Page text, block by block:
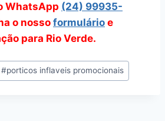
WhatsApp (24) 99935-
o nosso formulário e
para Rio Verde.
#porticos inflaveis promocionais